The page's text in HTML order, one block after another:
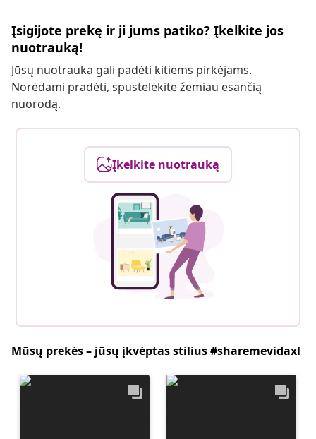
Įsigijote prekę ir ji jums patiko? Įkelkite jos
nuotrauką!
Jūsų nuotrauka gali padėti kitiems pirkėjams.
Norėdami pradėti, spustelėkite žemiau esančią
nuorodą.
Įkelkite nuotrauką
Mūsų prekės – jūsų įkvėptas stilius #sharemevidaxl